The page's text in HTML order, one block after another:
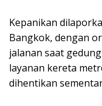
Kepanikan
Bangkok, dengan
jalanan saat
layanan kereta
dihentikan